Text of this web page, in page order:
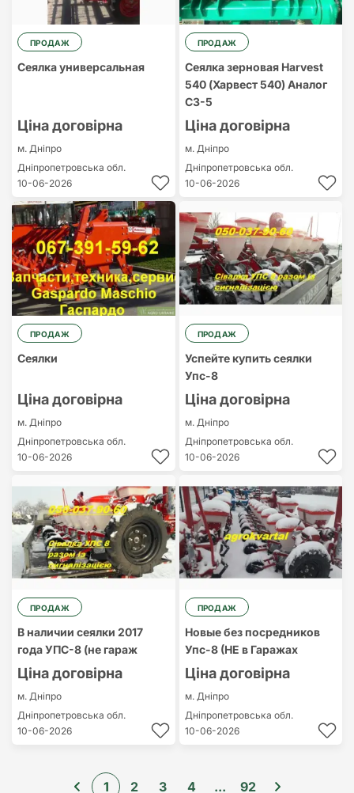
ПРОДАЖ
Сеялка универсальная
Ціна договірна
м. Дніпро
Дніпропетровська обл.
10-06-2026
ПРОДАЖ
Сеялка зерновая Harvest
540 (Харвест 540) Аналог
СЗ-5
Ціна договірна
м. Дніпро
Дніпропетровська обл.
10-06-2026
ПРОДАЖ
Сеялки
Ціна договірна
м. Дніпро
Дніпропетровська обл.
10-06-2026
ПРОДАЖ
Успейте купить сеялки
Упс-8
Ціна договірна
м. Дніпро
Дніпропетровська обл.
10-06-2026
ПРОДАЖ
В наличии сеялки 2017
года УПС-8 (не гараж
Ціна договірна
м. Дніпро
Дніпропетровська обл.
10-06-2026
ПРОДАЖ
Новые без посредников
Упс-8 (НЕ в Гаражах
Ціна договірна
м. Дніпро
Дніпропетровська обл.
10-06-2026
1 2 3 4 ... 92